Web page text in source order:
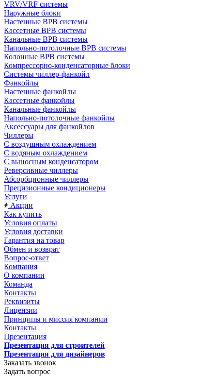
VRV/VRF системы
Наружные блоки
Настенные ВРВ системы
Кассетные ВРВ системы
Канальные ВРВ системы
Напольно-потолочные ВРВ системы
Колонные ВРВ системы
Компрессорно-конденсаторные блоки
Системы чиллер-фанкойл
Фанкойлы
Настенные фанкойлы
Кассетные фанкойлы
Канальные фанкойлы
Напольно-потолочные фанкойлы
Аксессуары для фанкойлов
Чиллеры
С воздушным охлаждением
С водяным охлаждением
С выносным конденсатором
Реверсивные чиллеры
Абсорбционные чиллеры
Прецизионные кондиционеры
Услуги
Акции
Как купить
Условия оплаты
Условия доставки
Гарантия на товар
Обмен и возврат
Вопрос-ответ
Компания
О компании
Команда
Контакты
Реквизиты
Лицензии
Принципы и миссия компании
Контакты
Презентация
Презентация для строителей
Презентация для дизайнеров
Заказать звонок
Задать вопрос